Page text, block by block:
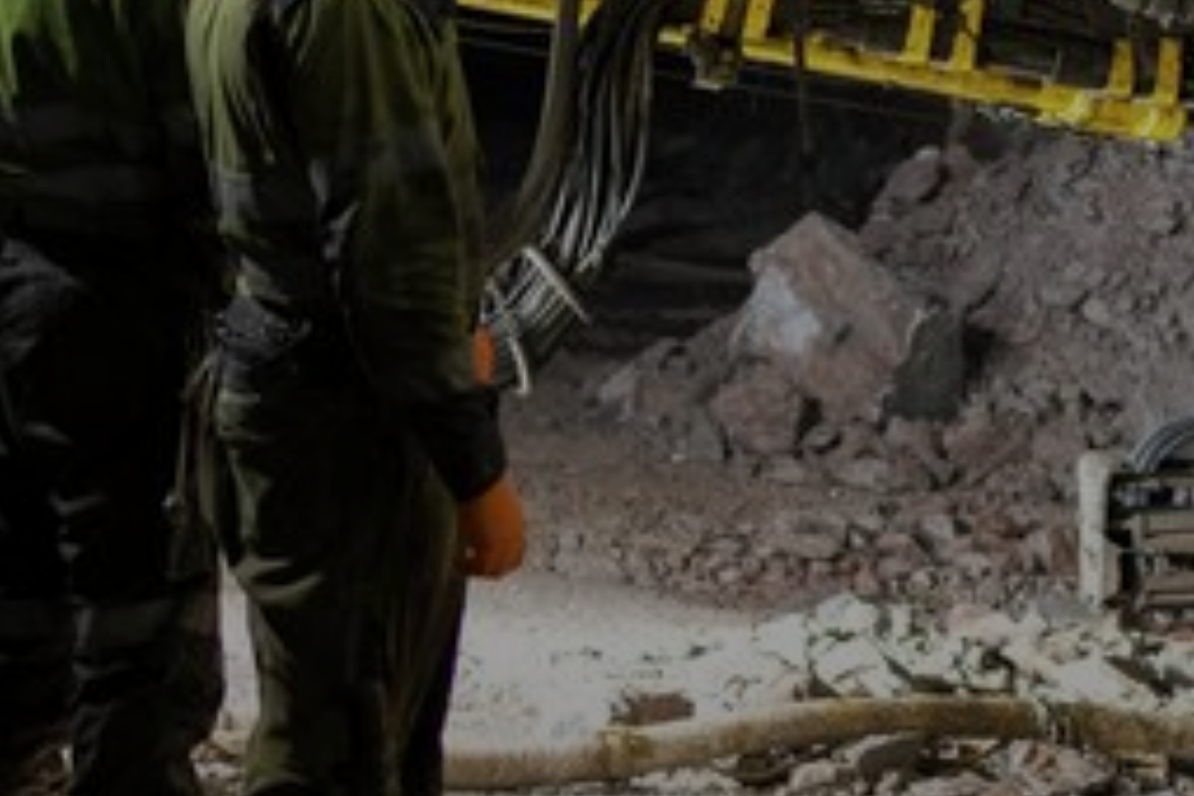
Text:
Lars Barth-Heyerdahl
Hans Fredrik Asbjørnsen